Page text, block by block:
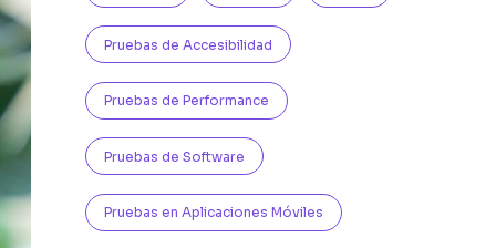
Pruebas de Accesibilidad
Pruebas de Performance
Pruebas de Software
Pruebas en Aplicaciones Móviles